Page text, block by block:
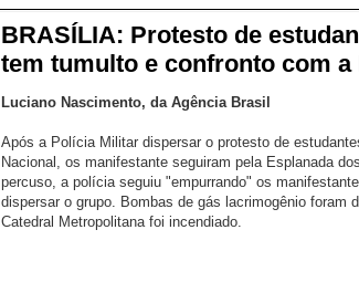
BRASÍLIA: Protesto de
tem tumulto e confronto com a
Luciano Nascimento, da Agência Brasil
Após a Polícia Militar dispersar o protesto de
Nacional, os manifestante seguiram pela Esplanada
percuso, a polícia seguiu "empurrando" os
dispersar o grupo. Bombas de gás lacrimogênio foram
Catedral Metropolitana foi incendiado.